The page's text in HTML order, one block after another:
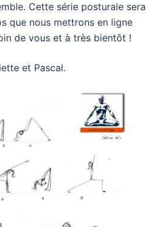
Cette série posturale sera
que nous mettrons en ligne
de vous et à très bientôt !
et Pascal.